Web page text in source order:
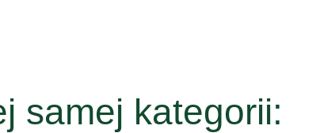
samej kategorii: